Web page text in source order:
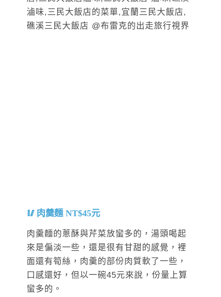
肉羹麵 NT$45元
肉羹麵的蔥酥與芹菜放蠻多的，湯頭喝起
來是偏淡一些，還是很有甘甜的感覺，裡
面還有筍絲，肉羹的部份肉質軟了一些，
口感還好，但以一碗45元來說，份量上算
蠻多的。